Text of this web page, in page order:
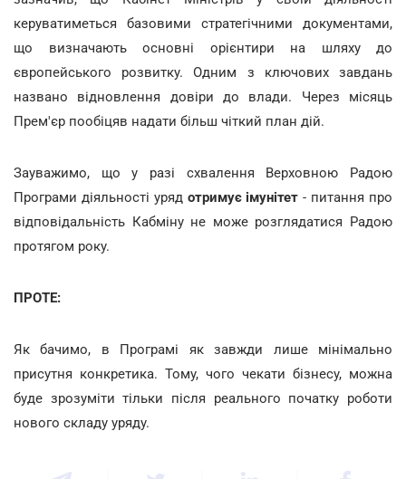
керуватиметься базовими стратегічними документами,
що визначають основні орієнтири на шляху до
європейського розвитку. Одним з ключових завдань
названо відновлення довіри до влади. Через місяць
Прем'єр пообіцяв надати більш чіткий план дій.
Зауважимо, що у разі схвалення Верховною Радою
Програми діяльності уряд отримує імунітет- питання про
відповідальність Кабміну не може розглядатися Радою
протягом року.
ПРОТЕ:
Як бачимо, в Програмі як завжди лише мінімально
присутня конкретика. Тому, чого чекати бізнесу, можна
буде зрозуміти тільки після реального початку роботи
нового складу уряду.